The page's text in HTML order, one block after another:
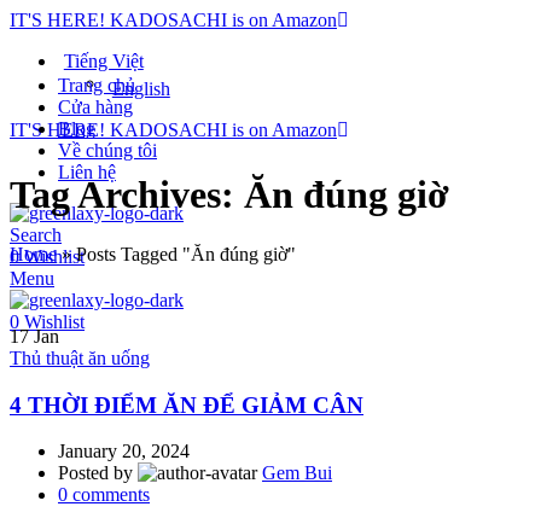
IT'S HERE! KADOSACHI is on Amazon
Tiếng Việt
English
IT'S HERE! KADOSACHI is on Amazon
Trang chủ
Cửa hàng
Blog
Về chúng tôi
Liên hệ
Search
0Wishlist
Menu
0 Wishlist
Tag Archives: Ăn đúng giờ
Home»Posts Tagged "Ăn đúng giờ"
17Jan
Thủ thuật ăn uống
4 THỜI ĐIỂM ĂN ĐỂ GIẢM CÂN
January 20, 2024
Posted by
Gem Bui
0 comments